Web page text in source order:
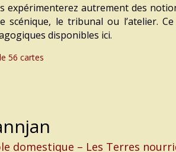
expérimenterez autrement des
scénique, le tribunal ou l’atelier.
disponibles ici.
56 cartes
domestique – Les Terres